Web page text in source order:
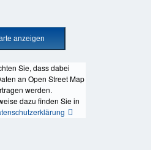
Sie, dass dabei
an Open Street Map
werden.
dazu finden Sie in